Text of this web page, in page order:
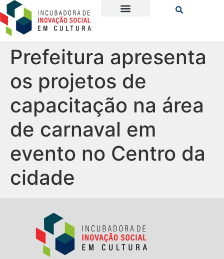
Prefeitura apresenta
os projetos de
capacitação na área
de carnaval em
evento no Centro da
cidade